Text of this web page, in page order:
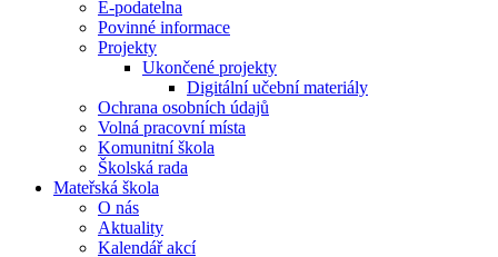
E-podatelna
Povinné informace
Projekty
Ukončené projekty
Digitální učební materiály
Ochrana osobních údajů
Volná pracovní místa
Komunitní škola
Školská rada
Mateřská škola
O nás
Aktuality
Kalendář akcí